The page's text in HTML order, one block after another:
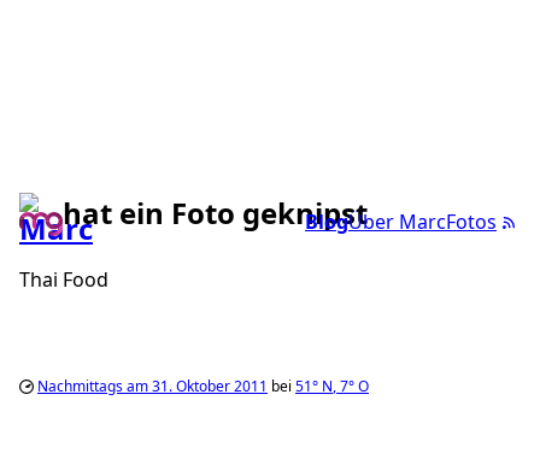
BlogÜber MarcFotos
hat ein Foto geknipst
Thai Food
Nachmittags am 31. Oktober 2011 bei 51° N,7°O